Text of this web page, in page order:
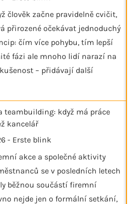
člověk začne pravidelně cvičit,
přirozené očekávat jednoduchý
čím více pohybu, tím lepší
fázi ale mnoho lidí narazí na
– přidávají další
teambuilding: když má práce
kancelář
- Erste blink
akce a společné aktivity
se v posledních letech
běžnou součástí firemní
nejde jen o formální setkání,